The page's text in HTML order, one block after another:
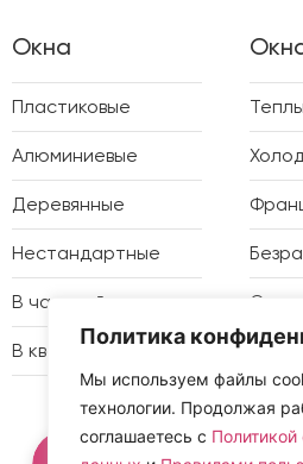
Политика
Мы используем файлы
технологии. Продолжая
соглашаетесь с
Окна
Пластиковые
Алюминиевые
Деревянные
Нестандартные
В частный дом
В квартиру